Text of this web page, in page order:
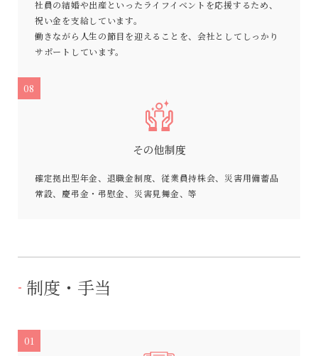
社員の結婚や出産といったライフイベントを応援するため、
祝い金を支給しています。
働きながら人生の節目を迎えることを、会社としてしっかり
サポートしています。
08
その他制度
確定拠出型年金、退職金制度、従業員持株会、災害用備蓄品
常設、慶弔金・弔慰金、災害見舞金、等
制度・手当
01